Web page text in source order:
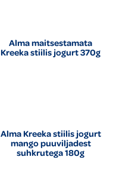
Alma maitsestamata
Kreeka stiilis jogurt 370g
Alma Kreeka stiilis jogurt
mango puuviljadest
suhkrutega 180g